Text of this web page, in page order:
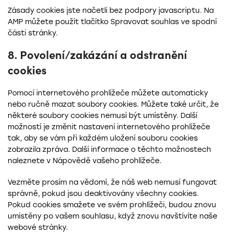
Zásady cookies jste načetli bez podpory javascriptu. Na
AMP můžete použít tlačítko Spravovat souhlas ve spodní
části stránky.
8. Povolení/zakázání a odstranění
cookies
Pomocí internetového prohlížeče můžete automaticky
nebo ručně mazat soubory cookies. Můžete také určit, že
některé soubory cookies nemusí být umístěny. Další
možností je změnit nastavení internetového prohlížeče
tak, aby se vám při každém uložení souboru cookies
zobrazila zpráva. Další informace o těchto možnostech
naleznete v Nápovědě vašeho prohlížeče.
Vezměte prosím na vědomí, že náš web nemusí fungovat
správně, pokud jsou deaktivovány všechny cookies.
Pokud cookies smažete ve svém prohlížeči, budou znovu
umístěny po vašem souhlasu, když znovu navštívíte naše
webové stránky.